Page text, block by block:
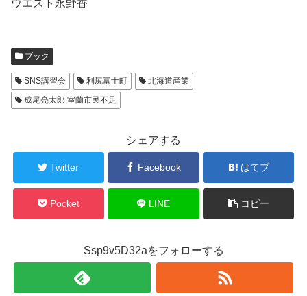
ウエスト永野香
ブック
SNS講習会 利尻富士町
北海道産業
成尾亮太郎 室蘭市民不足
シェアする
Twitter Facebook はてブ
Pocket LINE コピー
Ssp9v5D32aをフォローする